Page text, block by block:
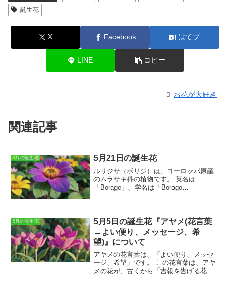
誕生花
X Facebook はてブ
LINE コピー
お花が大好き
関連記事
5月の誕生花 5月21日の誕生花
ルリジサ（ボリジ）は、ヨーロッパ原産
のムラサキ科の植物です。
英名は
「Borage」、学名は「Borago
～60cmほどの一年草で、6～7月に青い星
形の花を咲かせます。
花は食用や薬用と
して使用され、葉はハーブとして利用さ
れます。また、ルリジサ（ボリジ）の種
子は、食用油としても使用されます。 ル
リジサ（ボリジ）の花の色は、青、白、
ピンクなどがあります。花言葉は、「喜
び」「希望」「忘れな草」などがありま
5月の誕生花
5月5日の誕生花『アヤメ(花言葉
→よい便り、メッセージ、希
望)』について
アヤメの花言葉は、「よい便り、メッセ
ージ、希望」です。
この花言葉は、アヤ
メの花が、古くから「吉報を告げる花」